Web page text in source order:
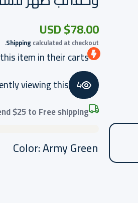
$78.00 USD
Shipping calculated at checkout.
item in their carts
4
viewing this
$25to Free shipping
Color:Army Green